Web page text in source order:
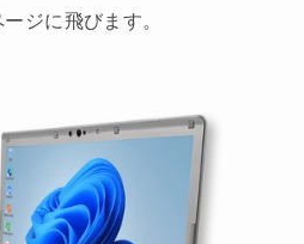
ジに飛びます。